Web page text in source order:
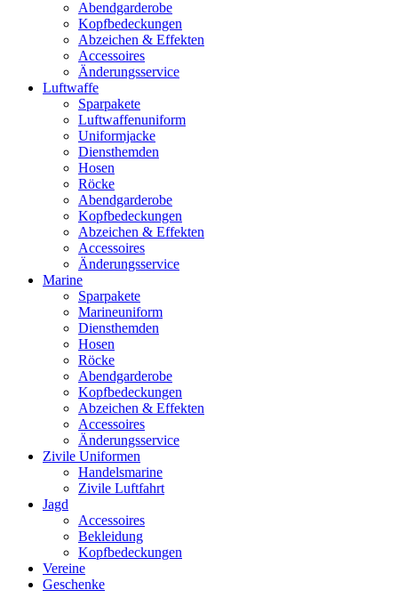
Abendgarderobe
Kopfbedeckungen
Abzeichen & Effekten
Accessoires
Änderungsservice
Luftwaffe
Sparpakete
Luftwaffenuniform
Uniformjacke
Diensthemden
Hosen
Röcke
Abendgarderobe
Kopfbedeckungen
Abzeichen & Effekten
Accessoires
Änderungsservice
Marine
Sparpakete
Marineuniform
Diensthemden
Hosen
Röcke
Abendgarderobe
Kopfbedeckungen
Abzeichen & Effekten
Accessoires
Änderungsservice
Zivile Uniformen
Handelsmarine
Zivile Luftfahrt
Jagd
Accessoires
Bekleidung
Kopfbedeckungen
Vereine
Geschenke